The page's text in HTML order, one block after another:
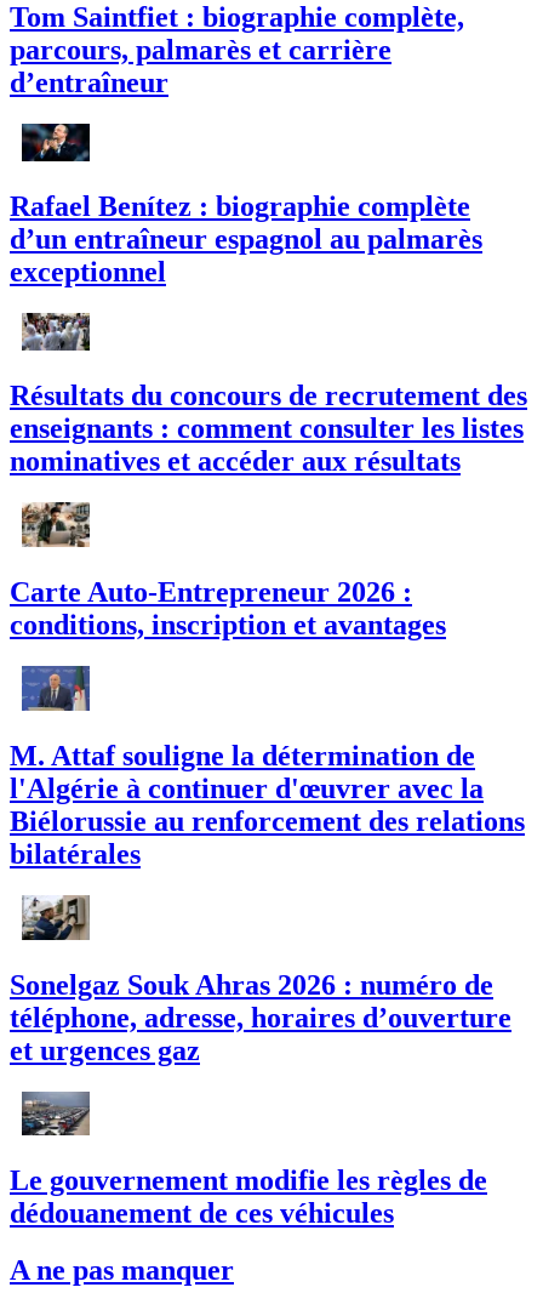
Tom Saintfiet : biographie complète,
parcours, palmarès et carrière
d’entraîneur
Rafael Benítez : biographie complète
d’un entraîneur espagnol au palmarès
exceptionnel
Résultats du concours de recrutement des
enseignants : comment consulter les listes
nominatives et accéder aux résultats
Carte Auto-Entrepreneur 2026 :
conditions, inscription et avantages
M. Attaf souligne la détermination de
l'Algérie à continuer d'œuvrer avec la
Biélorussie au renforcement des relations
bilatérales
Sonelgaz Souk Ahras 2026 : numéro de
téléphone, adresse, horaires d’ouverture
et urgences gaz
Le gouvernement modifie les règles de
dédouanement de ces véhicules
A ne pas manquer